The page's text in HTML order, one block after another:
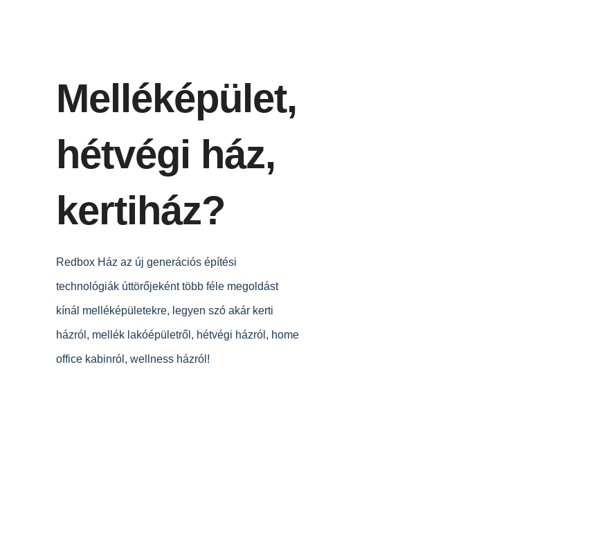
Melléképület,
hétvégi ház,
kertiház?
Redbox Ház az új generációs építési
technológiák úttörőjeként több féle megoldást
kínál melléképületekre, legyen szó akár kerti
házról, mellék lakóépületről, hétvégi házról, home
office kabinról, wellness házról!